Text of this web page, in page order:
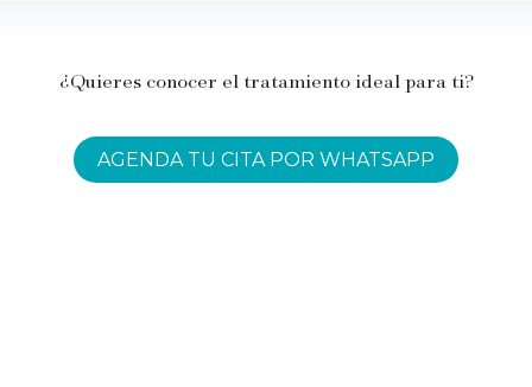
¿Quieres conocer el tratamiento ideal para ti?
AGENDA TU CITA POR WHATSAPP